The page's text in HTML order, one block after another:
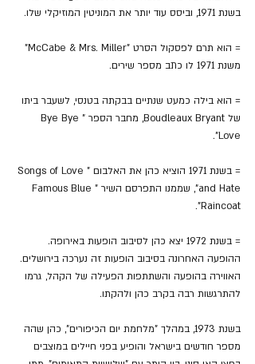
בשנת 1971, וביסס עוד יותר את המוניטין המוזיקלי שלו.
= הוא תרם לפסקול הסרט "McCabe & Mrs. Miller"
משנת 1971 לו כתב מספר שירים.
= הוא בילה כמעט שנתיים בבקתה בטנסי, לשעבר ביתו
של Boudleaux Bryant, מחבר הספר "Bye Bye
Love".
= בשנת 1971 הוציא כהן את האלבום "Songs of Love
and Hate", שממנו התפרסם השיר "Famous Blue
Raincoat".
= בשנת 1972 יצא כהן לסיבוב הופעות באירופה.
ההופעה האחרונה בסיבוב הופעות זה נערכה בירושלים.
האווירה בהופעה והשתתפות הפעילה של הקהל, גרמו
להתרגשות רבה בקרב כהן ולהקתו.
בשנת 1973, במהלך "מלחמת יום הכיפורים", כהן שהה
מספר חודשים בישראל והופיע בפני חיילים במוצבים